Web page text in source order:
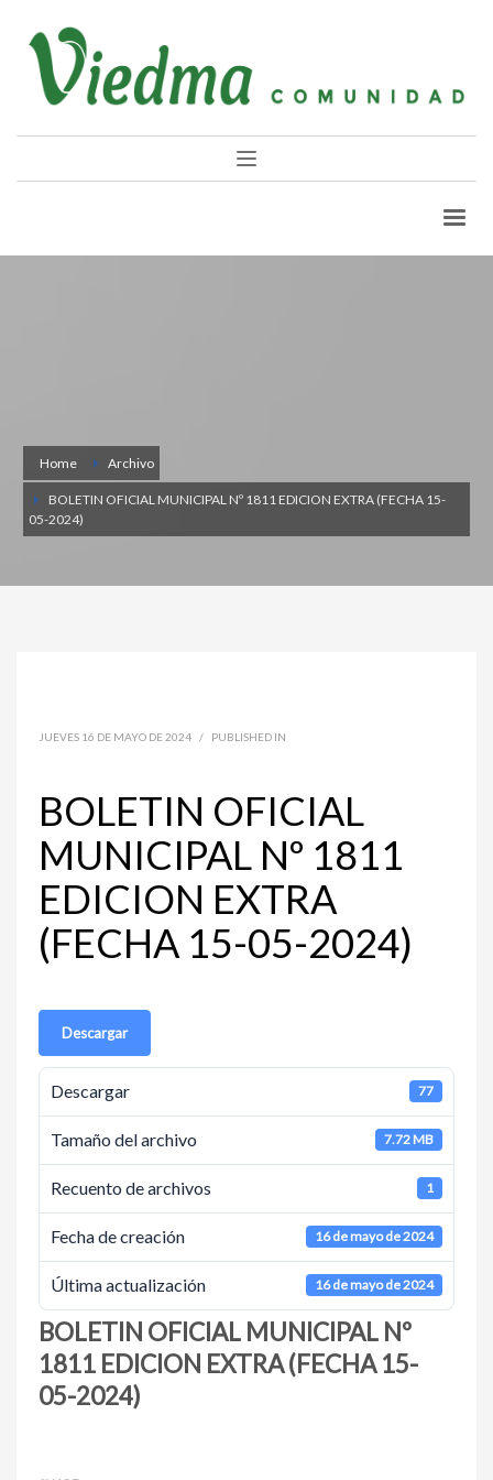
Home Archivo
BOLETIN OFICIAL MUNICIPAL Nº 1811 EDICION EXTRA (FECHA 15-
05-2024)
JUEVES 16 DE MAYO DE 2024 / PUBLISHED IN
BOLETIN OFICIAL
MUNICIPAL Nº 1811
EDICION EXTRA
(FECHA 15-05-2024)
Descargar
Descargar 77
Tamaño del archivo 7.72 MB
Recuento de archivos 1
Fecha de creación 16 de mayo de 2024
Última actualización 16 de mayo de 2024
BOLETIN OFICIAL MUNICIPAL Nº
1811 EDICION EXTRA (FECHA 15-
05-2024)